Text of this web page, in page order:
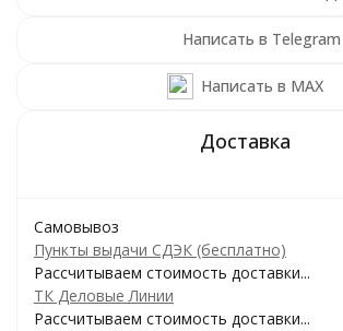
Написать в Telegram
Написать в MAX
Самовывоз
Пункты выдачи СДЭК (бесплатно)
Рассчитываем стоимость доставки...
ТК Деловые Линии
Рассчитываем стоимость доставки...